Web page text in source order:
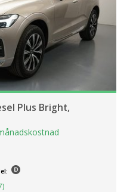
Plus Bright,